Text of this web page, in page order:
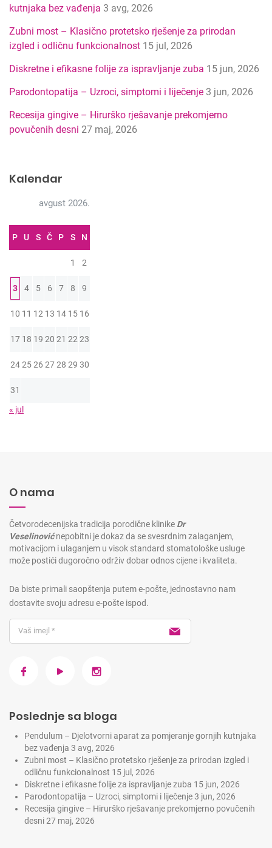
e
kutnjaka bez vađenja 3 avg, 2026
Zubni most – Klasično protetsko rješenje za prirodan
izgled i odličnu funkcionalnost 15 jul, 2026
Diskretne i efikasne folije za ispravljanje zuba 15 jun, 2026
Parodontopatija – Uzroci, simptomi i liječenje 3 jun, 2026
Recesija gingive – Hirurško rješavanje prekomjerno
povučenih desni 27 maj, 2026
Kalendar
avgust 2026.
P U S Č P S N
1 2
3 4 5 6 7 8 9
10 11 12 13 14 15 16
17 18 19 20 21 22 23
242526 2728 29 30
31
« jul
O nama
Četvorodecenijska tradicija porodične klinike Dr
Veselinovićnepobitni je dokaz da se svesrdnim zalaganjem,
motivacijom i ulaganjem u visok standard stomatološke usluge
može postići dugoročno održiv dobar odnos cijene i kvaliteta.
Da biste primali saopštenja putem e-pošte, jednostavno nam
dostavite svoju adresu e-pošte ispod.
Poslednje sa bloga
Pendulum – Djelotvorni aparat za pomjeranje gornjih kutnjaka
bez vađenja 3 avg, 2026
Zubni most – Klasično protetsko rješenje za prirodan izgled i
odličnu funkcionalnost 15 jul, 2026
Diskretne i efikasne folije za ispravljanje zuba 15 jun, 2026
Parodontopatija – Uzroci, simptomi i liječenje3 jun, 2026
Recesija gingive – Hirurško rješavanje prekomjerno povučenih
desni27 maj, 2026